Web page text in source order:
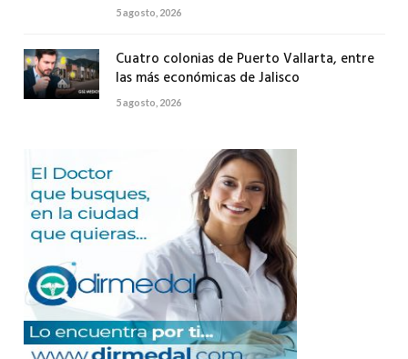
5 agosto, 2026
Cuatro colonias de Puerto Vallarta, entre
las más económicas de Jalisco
5 agosto, 2026